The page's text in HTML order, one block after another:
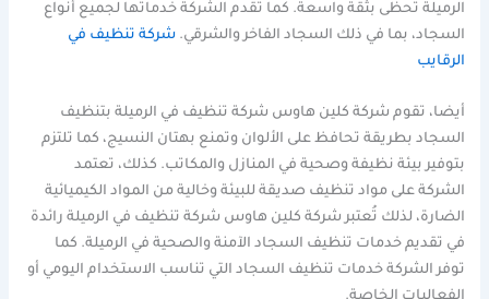
الرميلة تحظى بثقة واسعة. كما تقدم الشركة خدماتها لجميع أنواع
السجاد، بما في ذلك السجاد الفاخر والشرقي.شركة تنظيف في
الرقايب
أيضا، تقوم شركة كلين هاوس شركة تنظيف في الرميلة بتنظيف
السجاد بطريقة تحافظ على الألوان وتمنع بهتان النسيج، كما تلتزم
بتوفير بيئة نظيفة وصحية في المنازل والمكاتب. كذلك، تعتمد
الشركة على مواد تنظيف صديقة للبيئة وخالية من المواد الكيميائية
الضارة، لذلك تُعتبر شركة كلين هاوس شركة تنظيف في الرميلة رائدة
في تقديم خدمات تنظيف السجاد الآمنة والصحية في الرميلة. كما
توفر الشركة خدمات تنظيف السجاد التي تناسب الاستخدام اليومي أو